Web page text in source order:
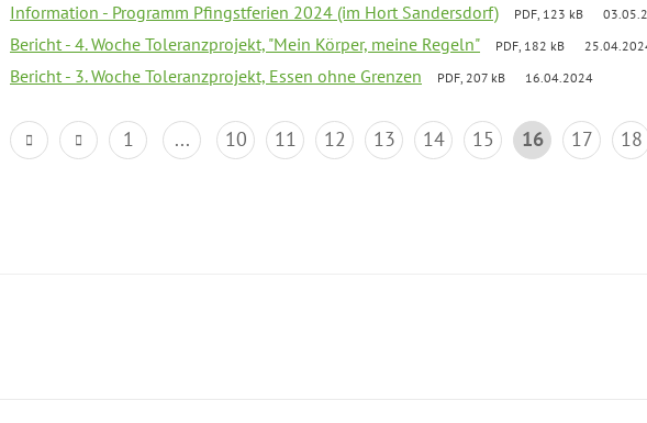
Information - Programm Pfingstferien 2024 (im Hort Sandersdorf) PDF, 123 kB
Bericht - 4. Woche Toleranzprojekt, "Mein Körper, meine Regeln" PDF, 182 kB
Bericht - 3. Woche Toleranzprojekt, Essen ohne Grenzen PDF, 207 kB 16.04.2024
1 ... 10 11 12 13 14 15 16 17 18